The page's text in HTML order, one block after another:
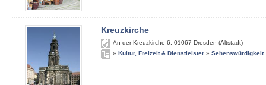
Kreuzkirche
An der Kreuzkirche 6 01067 Dresden (Altstadt)
» Kultur, Freizeit & Dienstleister » Sehenswürdigkeit